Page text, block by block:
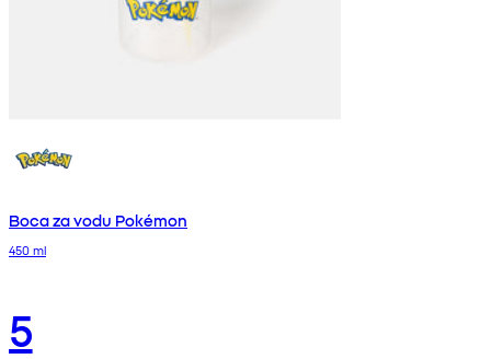
Boca za vodu Pokémon
450 ml
5